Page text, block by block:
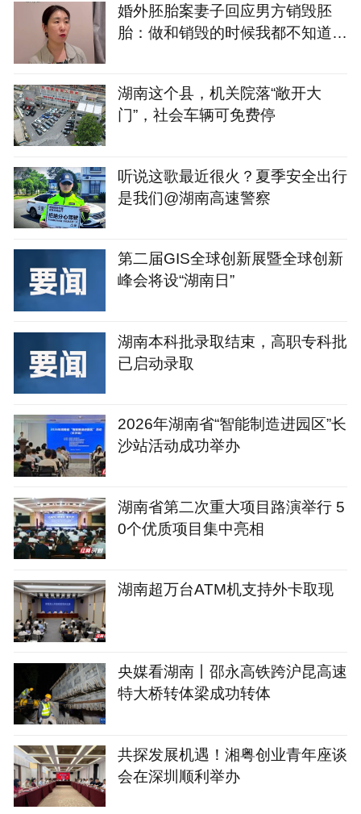
婚外胚胎案妻子回应男方销毁胚
胎：做和销毁的时候我都不知道，
湖南这个县，机关院落“敞开大
门”，社会车辆可免费停
听说这歌最近很火？夏季安全出行
是我们@湖南高速警察
第二届GIS全球创新展暨全球创新
峰会将设“湖南日”
湖南本科批录取结束，高职专科批
已启动录取
2026年湖南省“智能制造进园区”长
沙站活动成功举办
湖南省第二次重大项目路演举行 5
0个优质项目集中亮相
湖南超万台ATM机支持外卡取现
央媒看湖南丨邵永高铁跨沪昆高速
特大桥转体梁成功转体
共探发展机遇！湘粤创业青年座谈
会在深圳顺利举办